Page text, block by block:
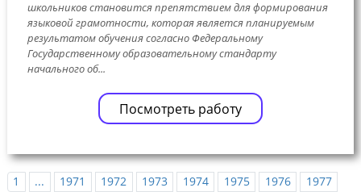
школьников становится препятствием для формирования
языковой грамотности, которая является планируемым
результатом обучения согласно Федеральному
Государственному образовательному стандарту
начального об...
Посмотреть работу
1 ... 1971 1972 1973 1974 1975 1976
1977